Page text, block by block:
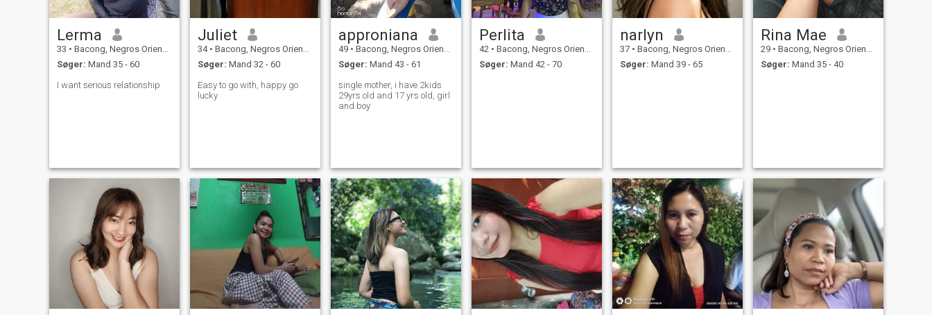
Lerma
33 • Bacong, Negros Oriental, Filippinerne
Søger: Mand 35 - 60
I want serious relationship
Juliet
34 • Bacong, Negros Oriental, Filippinerne
Søger: Mand 32 - 60
Easy to go with, happy go
lucky
approniana
49 • Bacong, Negros Oriental, Filippinerne
Søger: Mand 43 - 61
single mother, i have 2kids
29yrs old and 17 yrs old, girl
and boy
Perlita
42 • Bacong, Negros Oriental, Filippinerne
Søger: Mand 42 - 70
narlyn
37 • Bacong, Negros Oriental, Filippinerne
Søger: Mand 39 - 65
Rina Mae
29 • Bacong, Negros Oriental, Filippinerne
Søger: Mand 35 - 40